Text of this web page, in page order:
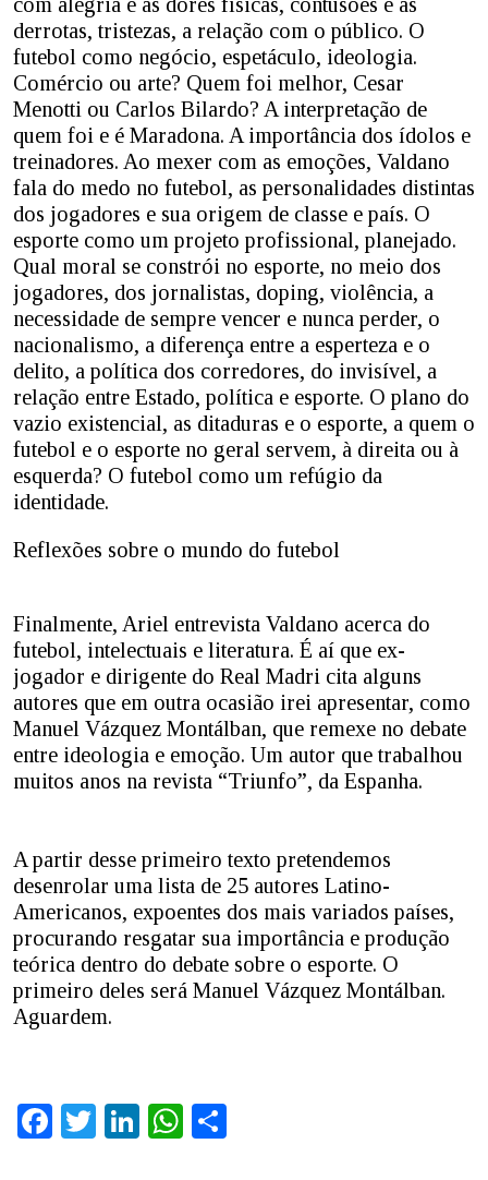
derrotas, tristezas, a relação com o público. O
futebol como negócio, espetáculo, ideologia.
Comércio ou arte? Quem foi melhor, Cesar
Menotti ou Carlos Bilardo? A interpretação de
quem foi e é Maradona. A importância dos ídolos e
treinadores. Ao mexer com as emoções, Valdano
fala do medo no futebol, as personalidades distintas
dos jogadores e sua origem de classe e país. O
esporte como um projeto profissional, planejado.
Qual moral se constrói no esporte, no meio dos
jogadores, dos jornalistas, doping, violência, a
necessidade de sempre vencer e nunca perder, o
nacionalismo, a diferença entre a esperteza e o
delito, a política dos corredores, do invisível, a
relação entre Estado, política e esporte. O plano do
vazio existencial, as ditaduras e o esporte, a quem o
futebol e o esporte no geral servem, à direita ou à
esquerda? O futebol como um refúgio da
identidade.
Reflexões sobre o mundo do futebol
Finalmente, Ariel entrevista Valdano acerca do
futebol, intelectuais e literatura. É aí que ex-
jogador e dirigente do Real Madri cita alguns
autores que em outra ocasião irei apresentar, como
Manuel Vázquez Montálban, que remexe no debate
entre ideologia e emoção. Um autor que trabalhou
muitos anos na revista “Triunfo”, da Espanha.
A partir desse primeiro texto pretendemos
desenrolar uma lista de 25 autores Latino-
Americanos, expoentes dos mais variados países,
procurando resgatar sua importância e produção
teórica dentro do debate sobre o esporte. O
primeiro deles será Manuel Vázquez Montálban.
Aguardem.
Facebook
Twitter
LinkedIn
WhatsApp